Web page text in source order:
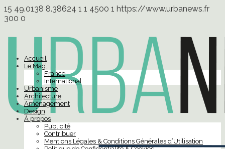
15 49.0138 8.38624 1 1 4500 1 https://www.urbanews.fr
300 0
Accueil
Le Mag’
France
International
Urbanisme
Architecture
Aménagement
Design
À propos
Publicité
Contribuer
Mentions Légales & Conditions Générales d’Utilisation